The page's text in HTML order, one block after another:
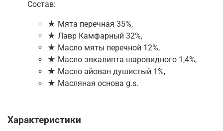
Состав:
★ Мята перечная 35%,
★ Лавр Камфарный 32%,
★ Масло мяты перечной 12%,
★ Масло эвкалипта шаровидного 1,4%,
★ Масло айован душистый 1%,
★ Масляная основа g.s.
Характеристики